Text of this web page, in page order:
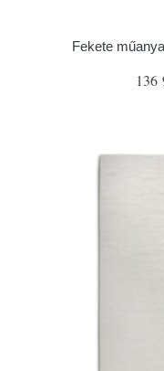
Fekete
136